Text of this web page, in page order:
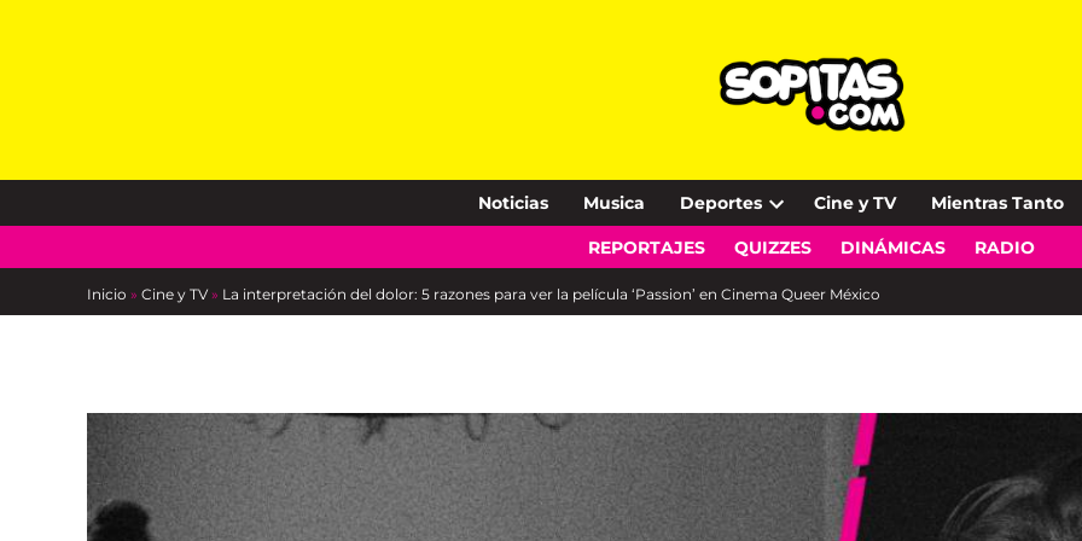
Noticias Musica Deportes
Open
dropdown
Cine y TV Mientras Tanto
REPORTAJES QUIZZES DINÁMICAS RADIO
Inicio » Cine y TV » La interpretación del dolor: 5 razones para ver la película ‘Passion’ en Cinema Queer México